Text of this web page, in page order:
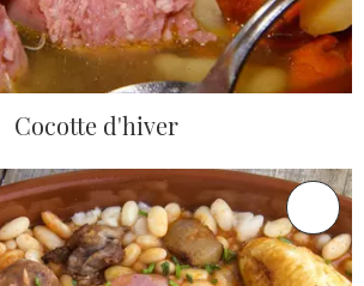
Cocotte d'hiver